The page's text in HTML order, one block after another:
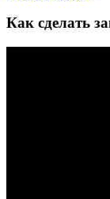
Как сделать